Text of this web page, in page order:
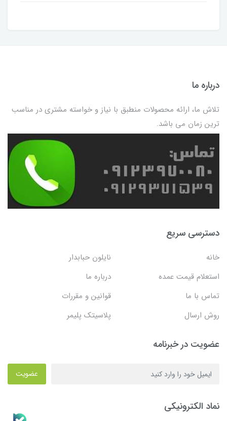
درباره ما
تلاش ما، ارائه محصولات منطبق با نیاز و خواسته مشتری در مناسب
ترین زمان می باشد.
دسترسی سریع
خانه
نایلون حبابدار
استعلام قیمت عمده
درباره ما
تماس با ما
قوانین و مقررات
روش ارسال
پلاسیتک پلیمر
عضویت در خبرنامه
عضویت
نماد الکترونیکی